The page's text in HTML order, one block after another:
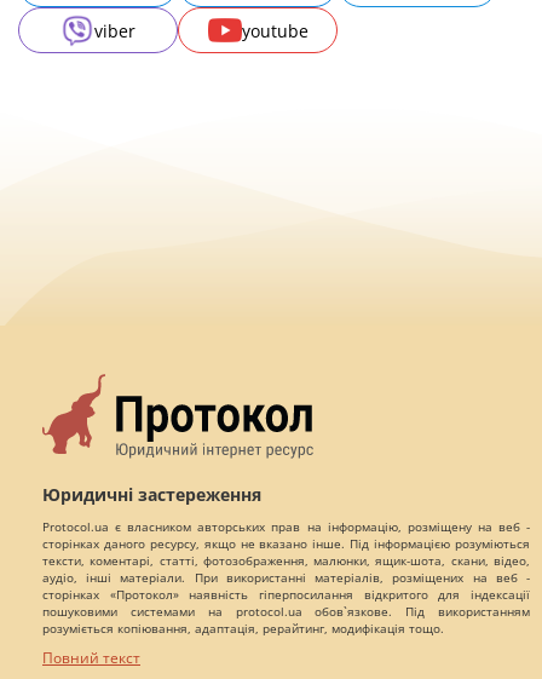
viber
youtube
Юридичні застереження
Protocol.ua є власником авторських прав на інформацію, розміщену на веб -
сторінках даного ресурсу, якщо не вказано інше. Під інформацією розуміються
тексти, коментарі, статті, фотозображення, малюнки, ящик-шота, скани, відео,
аудіо, інші матеріали. При використанні матеріалів, розміщених на веб -
сторінках «Протокол» наявність гіперпосилання відкритого для індексації
пошуковими системами на protocol.ua обов`язкове. Під використанням
розуміється копіювання, адаптація, рерайтинг, модифікація тощо.
Повний текст